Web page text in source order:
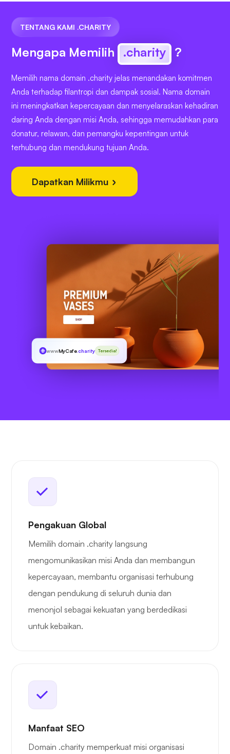
TENTANG KAMI .CHARITY
Mengapa Memilih .charity ?
Memilih nama domain .charity jelas menandakan komitmen
Anda terhadap filantropi dan dampak sosial. Nama domain
ini meningkatkan kepercayaan dan menyelaraskan kehadiran
daring Anda dengan misi Anda, sehingga memudahkan para
donatur, relawan, dan pemangku kepentingan untuk
terhubung dan mendukung tujuan Anda.
Dapatkan Milikmu
wwwMyCafe.charity Tersedia!
Pengakuan Global
Memilih domain .charity langsung
mengomunikasikan misi Anda dan membangun
kepercayaan, membantu organisasi terhubung
dengan pendukung di seluruh dunia dan
menonjol sebagai kekuatan yang berdedikasi
untuk kebaikan.
Manfaat SEO
Domain .charity memperkuat misi organisasi